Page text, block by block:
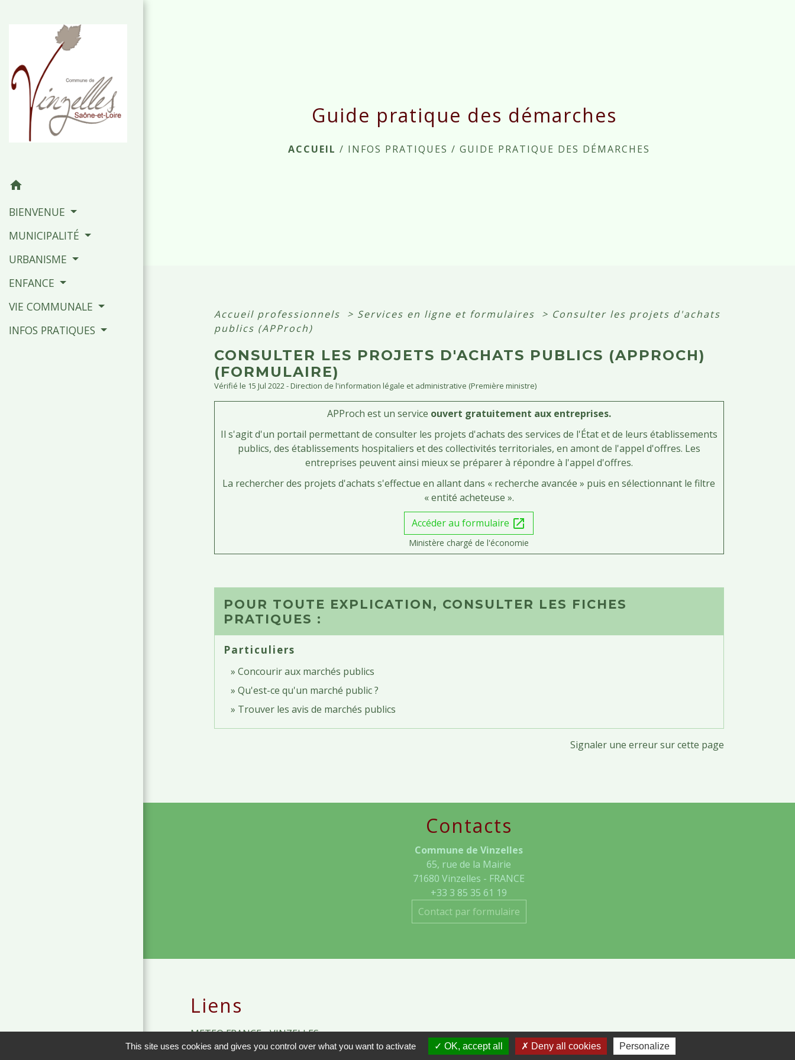
home
BIENVENUE
MUNICIPALITÉ
URBANISME
ENFANCE
VIE COMMUNALE
INFOS PRATIQUES
Guide pratique des démarches
ACCUEIL / INFOS PRATIQUES / GUIDE PRATIQUE DES DÉMARCHES
Accueil professionnels > Services en ligne et formulaires > Consulter les projets d'achats
publics (APProch)
CONSULTER LES PROJETS D'ACHATS PUBLICS (APPROCH)
(FORMULAIRE)
Vérifié le 15 Jul 2022 - Direction de l'information légale et administrative (Première ministre)
APProch est un service ouvert gratuitement aux entreprises.
Il s'agit d'un portail permettant de consulter les projets d'achats des services de l'État et de leurs établissements
publics, des établissements hospitaliers et des collectivités territoriales, en amont de l'appel d'offres. Les
entreprises peuvent ainsi mieux se préparer à répondre à l'appel d'offres.
La rechercher des projets d'achats s'effectue en allant dans « recherche avancée » puis en sélectionnant le filtre
« entité acheteuse ».
Accéder au formulaire open_in_new
Ministère chargé de l'économie
POUR TOUTE EXPLICATION, CONSULTER LES FICHES
PRATIQUES :
Particuliers
Concourir aux marchés publics
Qu'est-ce qu'un marché public ?
Trouver les avis de marchés publics
Signaler une erreur sur cette page
Contacts
Commune de Vinzelles
65, rue de la Mairie
71680 Vinzelles - FRANCE
+33 3 85 35 61 19
Contact par formulaire
Liens
METEO FRANCE - VINZELLES
This site uses cookies and gives you control over what you want to activate OK, accept all Deny all cookies Personalize